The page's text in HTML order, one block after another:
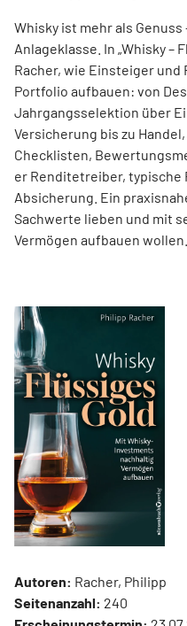
Whisky ist mehr als
Anlageklasse. In „Whisky –
Racher, wie Einsteiger
Portfolio aufbauen: von
Jahrgangsselektion über
Versicherung bis zu
Checklisten,
er Renditetreiber, typische
Absicherung. Ein
Sachwerte lieben und mit
Vermögen aufbauen wollen.
Autoren: Racher, Philipp
Seitenanzahl: 240